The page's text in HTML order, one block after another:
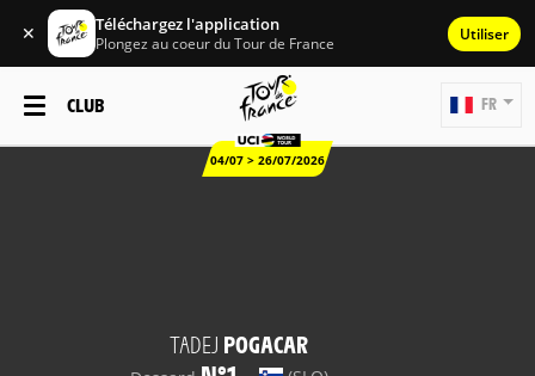
✕ Téléchargez l'application
Plongez au coeur du Tour de France Utiliser
CLUB
04/07 > 26/07/2026
FR
TADEJ POGACAR